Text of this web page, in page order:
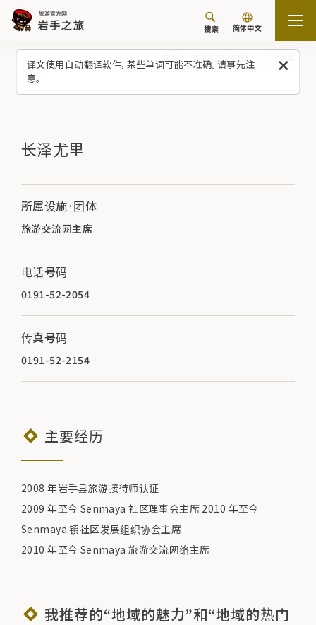
译文使用自动翻译软件，某些单词可能不准确。请事先注
意。
搜索 简体中文
长泽尤里
所属设施·团体
旅游交流网主席
电话号码
0191-52-2054
传真号码
0191-52-2154
主要经历
2008 年岩手县旅游接待师认证
2009 年至今 Senmaya 社区理事会主席 2010 年至今
Senmaya 镇社区发展组织协会主席
2010 年至今 Senmaya 旅游交流网络主席
我推荐的“地域的魅力”和“地域的热门